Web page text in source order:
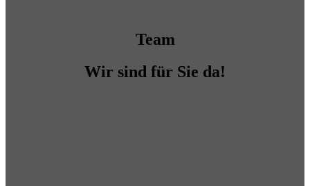
Team
Wir sind für Sie da!